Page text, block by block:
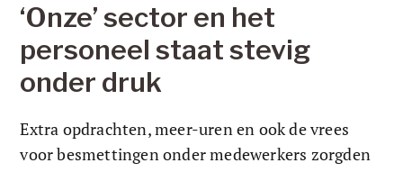
‘Onze’ sector en het
personeel staat stevig
onder druk
Extra opdrachten, meer-uren en ook de vrees
voor besmettingen onder medewerkers zorgden